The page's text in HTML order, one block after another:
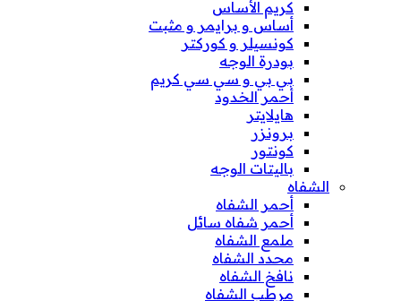
كريم الأساس
أساس و برايمر و مثبت
كونسيلر و كوركتر
بودرة الوجه
بي بي و سي سي كريم
أحمر الخدود
هايلايتر
برونزر
كونتور
باليتات الوجه
الشفاه
أحمر الشفاه
أحمر شفاه سائل
ملمع الشفاه
محدد الشفاه
نافخ الشفاه
مرطب الشفاه